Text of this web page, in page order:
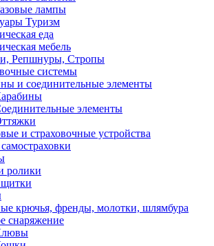
лампы
Туризм
еда
мебель
Репшнуры, Стропы
системы
и соединительные элементы
элементы
и страховочные устройства
ролики
крючья, френды, молотки, шлямбура
снаряжение